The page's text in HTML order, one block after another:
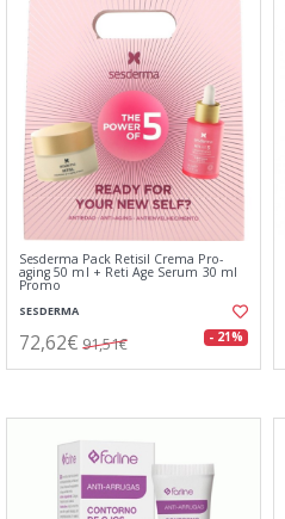
Sesderma Pack Retisil Crema Pro-
aging 50 ml + Reti Age Serum 30 ml
Promo
SESDERMA
72,62€ 91,51€ - 21%